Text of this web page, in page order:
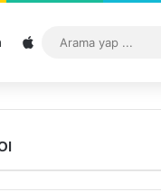
Sitemap